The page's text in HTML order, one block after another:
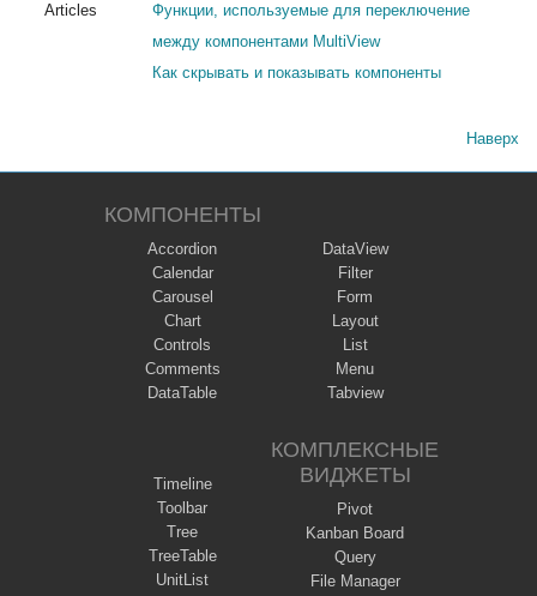
Articles
Функции, используемые для переключение
между компонентами MultiView
Как скрывать и показывать компоненты
Наверх
КОМПОНЕНТЫ
Accordion
Calendar
Carousel
Chart
Controls
Comments
DataTable
DataView
Filter
Form
Layout
List
Menu
Tabview
Timeline
Toolbar
Tree
TreeTable
UnitList
КОМПЛЕКСНЫЕ
ВИДЖЕТЫ
Pivot
Kanban Board
Query
File Manager